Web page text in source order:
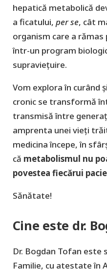
hepatică metabolică
a ficatului, per se, cât
organism care a
într-un program
supraviețuire.
Vom explora în curând
cronic se transformă
transmisă între
amprenta unei vieți
medicina începe, în
că metabolismul nu
povestea fiecărui
Sănătate!
Cine este dr.
Dr. Bogdan Tofan este
Familie, cu atestate în